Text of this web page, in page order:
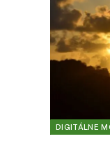
DIGITÁLNE